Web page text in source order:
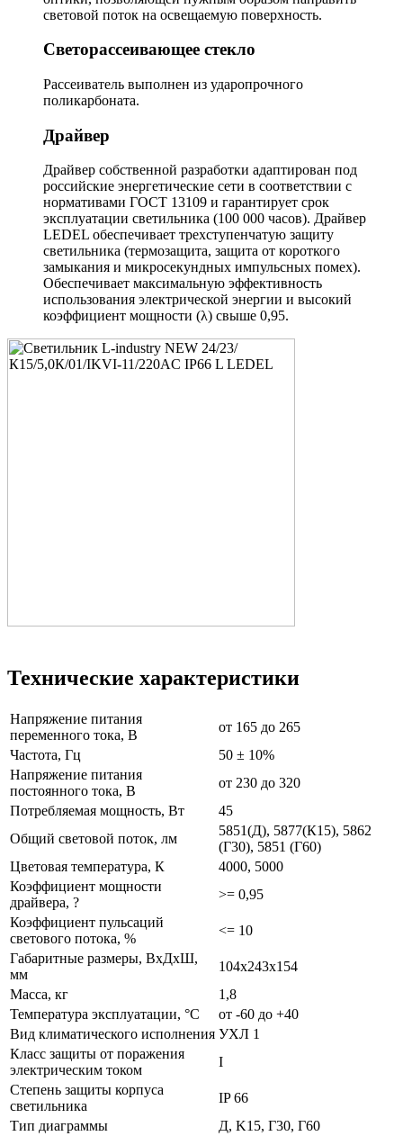
световой поток на освещаемую поверхность.
Светорассеивающее стекло
Рассеиватель выполнен из ударопрочного
поликарбоната.
Драйвер
Драйвер собственной разработки адаптирован под
российские энергетические сети в соответствии с
нормативами ГОСТ 13109 и гарантирует срок
эксплуатации светильника (100 000 часов). Драйвер
LEDEL обеспечивает трехступенчатую защиту
светильника (термозащита, защита от короткого
замыкания и микросекундных импульсных помех).
Обеспечивает максимальную эффективность
использования электрической энергии и высокий
коэффициент мощности (λ) свыше 0,95.
Технические характеристики
Напряжение питания
переменного тока, В
от 165 до 265
Частота, Гц
50 ± 10%
Напряжение питания
постоянного тока, В
от 230 до 320
Потребляемая мощность, Вт
45
Общий световой поток, лм
5851(Д), 5877(К15), 5862
(Г30), 5851 (Г60)
Цветовая температура, К
4000, 5000
Коэффициент мощности
драйвера, ?
>= 0,95
Коэффициент пульсаций
светового потока, %
<= 10
Габаритные размеры, ВхДхШ,
мм
104х243х154
Масса, кг
1,8
Температура эксплуатации, °С
от -60 до +40
Вид климатического исполнения УХЛ 1
Класс защиты от поражения
электрическим током
I
Степень защиты корпуса
светильника
IP 66
Тип диаграммы
Д, K15, Г30, Г60